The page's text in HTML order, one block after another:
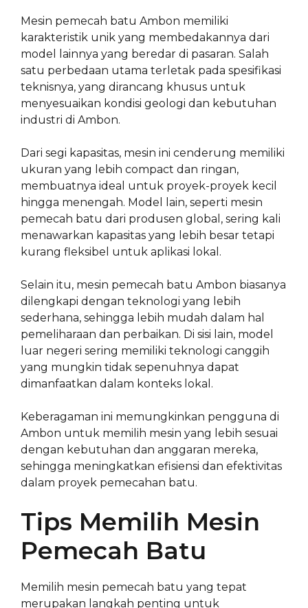
Mesin pemecah batu Ambon memiliki
karakteristik unik yang membedakannya dari
model lainnya yang beredar di pasaran. Salah
satu perbedaan utama terletak pada spesifikasi
teknisnya, yang dirancang khusus untuk
menyesuaikan kondisi geologi dan kebutuhan
industri di Ambon.
Dari segi kapasitas, mesin ini cenderung memiliki
ukuran yang lebih compact dan ringan,
membuatnya ideal untuk proyek-proyek kecil
hingga menengah. Model lain, seperti mesin
pemecah batu dari produsen global, sering kali
menawarkan kapasitas yang lebih besar tetapi
kurang fleksibel untuk aplikasi lokal.
Selain itu, mesin pemecah batu Ambon biasanya
dilengkapi dengan teknologi yang lebih
sederhana, sehingga lebih mudah dalam hal
pemeliharaan dan perbaikan. Di sisi lain, model
luar negeri sering memiliki teknologi canggih
yang mungkin tidak sepenuhnya dapat
dimanfaatkan dalam konteks lokal.
Keberagaman ini memungkinkan pengguna di
Ambon untuk memilih mesin yang lebih sesuai
dengan kebutuhan dan anggaran mereka,
sehingga meningkatkan efisiensi dan efektivitas
dalam proyek pemecahan batu.
Tips Memilih Mesin
Pemecah Batu
Memilih mesin pemecah batu yang tepat
merupakan langkah penting untuk